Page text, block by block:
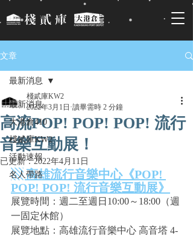
文章
最新消息
大港倉410
棧貳庫KW2
活動速報
名人帶路
最新消息
高流POP! POP! POP! 流行
音樂互動展！
棧貳庫KW2
2022年3月1日 讀畢需時 2 分鐘
已更新：2022年4月11日
▧ 高雄流行音樂中心《POP!
POP! POP! 流行音樂互動展》
展覽時間：週二至週日10:00～18:00（週
一固定休館）
展覽地點：高雄流行音樂中心 高音塔 4-